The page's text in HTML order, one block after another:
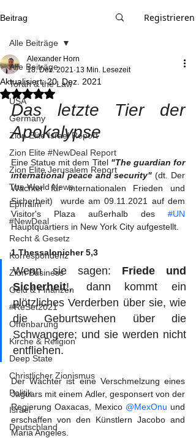
Beitrag Registrieren
Alle Beiträge
Torah & the Law
USA
Germany
Zion Elite Israel Report
Zion Elite #NewDeal Report
Zion Elite Jerusalem Report
The World News
Ephraim
#NewDeal
Recht & Gesetz
Korrespondenz
Zion Business
Geld & Finanzen
#ReSet2021
Offenbarung
Kirche & Religion
Deep State
Christlicher Zionismus
Politik
Israel
Deutschland
Alle Beiträge
Alexander Horn
18. Dez. 2021 13 Min. Lesezeit
Aktualisiert:20. Dez. 2021
Mit NaN von 5 Sternen bewertet.
Das letzte Tier der
Apokalypse
Eine Statue mit dem Titel "The guardian for
international peace and security" (dt. Der
Wächter für internationalen Frieden und
Sicherheit)  wurde am 09.11.2021 auf dem
Visitor's Plaza außerhalb des #UN
Hauptquartiers in New York City aufgestellt.
1.Thessalonicher 5,3
Wenn sie sagen: Friede und
Sicherheit!, dann kommt ein
plötzliches Verderben über sie, wie
die Geburtswehen über die
Schwangere; und sie werden nicht
entfliehen.
Der Wächter ist eine Verschmelzung eines
Jaguars mit einem Adler, gesponsert von der
Regierung Oaxacas, Mexico @MexOnu und
erschaffen von den Künstlern Jacobo and
Maria Angeles.